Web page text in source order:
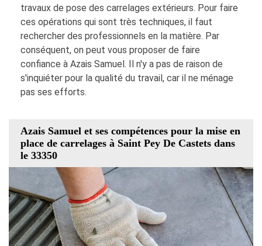
travaux de pose des carrelages extérieurs. Pour faire
ces opérations qui sont très techniques, il faut
rechercher des professionnels en la matière. Par
conséquent, on peut vous proposer de faire
confiance à Azais Samuel. Il n'y a pas de raison de
s'inquiéter pour la qualité du travail, car il ne ménage
pas ses efforts.
Azais Samuel et ses compétences pour la mise en
place de carrelages à Saint Pey De Castets dans
le 33350